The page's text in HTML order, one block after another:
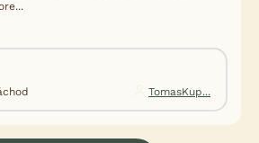
TomasKup...